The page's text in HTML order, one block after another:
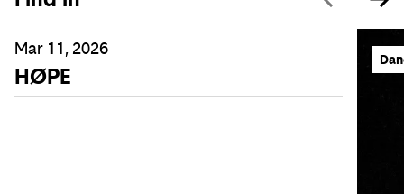
Mar 11, 2026
HØPE